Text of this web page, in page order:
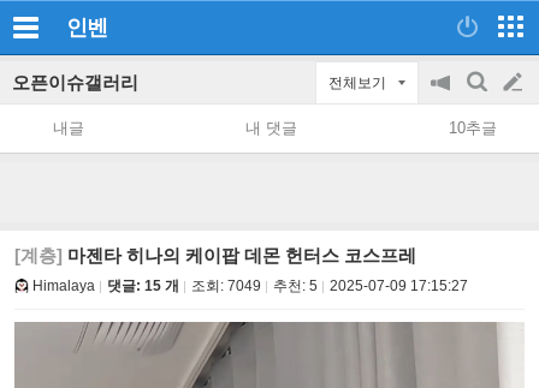
인벤
오픈이슈갤러리 전체보기
공
지
on/off
검
색
글
쓰
내글 내 댓글 10추글
[계층] 마젠타 히나의 케이팝 데몬 헌터스 코스프레
Himalaya 댓글: 15 개 조회: 7049 추천: 5 2025-07-09 17:15:27